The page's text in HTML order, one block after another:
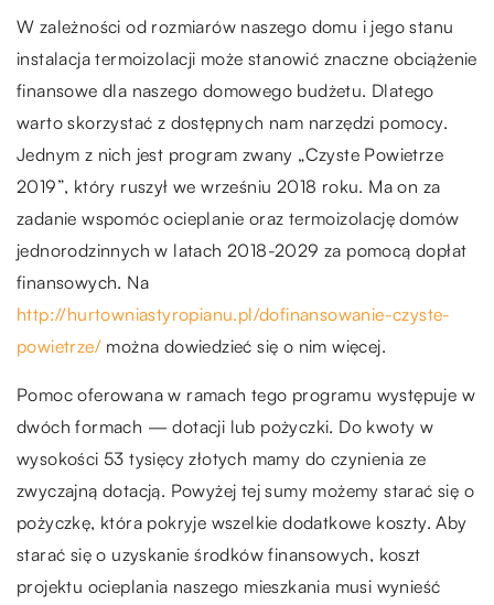
W zależności od rozmiarów naszego domu i jego stanu
instalacja termoizolacji może stanowić znaczne obciążenie
finansowe dla naszego domowego budżetu. Dlatego
warto skorzystać z dostępnych nam narzędzi pomocy.
Jednym z nich jest program zwany „Czyste Powietrze
2019”, który ruszył we wrześniu 2018 roku. Ma on za
zadanie wspomóc ocieplanie oraz termoizolację domów
jednorodzinnych w latach 2018-2029 za pomocą dopłat
finansowych. Na
http://hurtowniastyropianu.pl/dofinansowanie-czyste-
powietrze/ można dowiedzieć się o nim więcej.
Pomoc oferowana w ramach tego programu występuje w
dwóch formach — dotacji lub pożyczki. Do kwoty w
wysokości 53 tysięcy złotych mamy do czynienia ze
zwyczajną dotacją. Powyżej tej sumy możemy starać się o
pożyczkę, która pokryje wszelkie dodatkowe koszty. Aby
starać się o uzyskanie środków finansowych, koszt
projektu ocieplania naszego mieszkania musi wynieść